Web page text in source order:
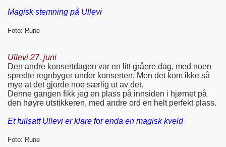
Magisk stemning på Ullevi
Foto: Rune
Ullevi 27. juni
Den andre konsertdagen var en litt gråere dag, med noen
spredte regnbyger under konserten. Men det kom ikke så
mye at det gjorde noe særlig ut av det.
Denne gangen fikk jeg en plass på innsiden i hjørnet på
den høyre utstikkeren, med andre ord en helt perfekt plass.
Et fullsatt Ullevi er klare for enda en magisk kveld
Foto: Rune